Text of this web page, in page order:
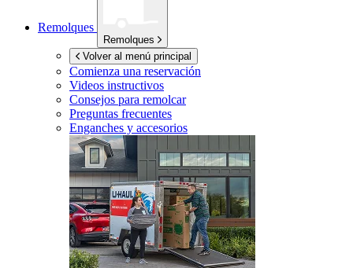
Remolques
Remolques
Volver al menú principal
Comienza una reservación
Videos instructivos
Consejos para remolcar
Preguntas frecuentes
Enganches y accesorios